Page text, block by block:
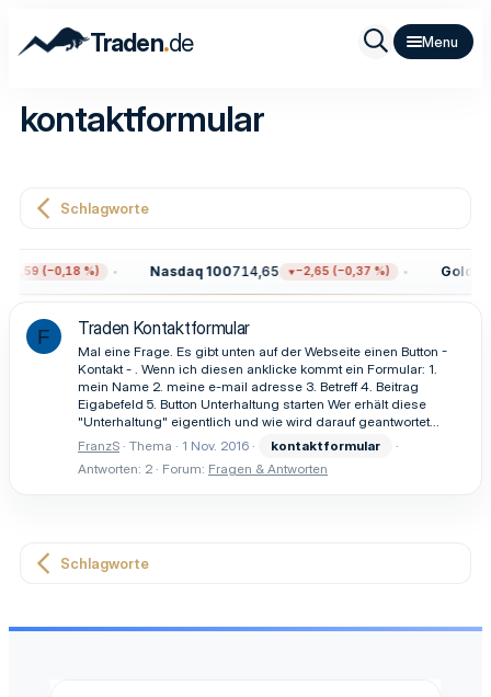
Traden.de
kontaktformular
Schlagworte
(−0,18 %) Nasdaq 100714,65 −2,65 (−0,37 %) Gold
F Traden Kontaktformular
Mal eine Frage. Es gibt unten auf der Webseite einen Button -
Kontakt - . Wenn ich diesen anklicke kommt ein Formular: 1.
mein Name 2. meine e-mail adresse 3. Betreff 4. Beitrag
Eigabefeld 5. Button Unterhaltung starten Wer erhält diese
"Unterhaltung" eigentlich und wie wird darauf geantwortet...
FranzS Thema 1 Nov. 2016
kontaktformular
Antworten: 2
Forum: Fragen & Antworten
Schlagworte